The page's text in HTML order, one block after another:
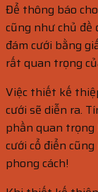
Để thông báo
cũng như chủ đề
đám cưới bằng
rất quan trọng
Việc thiết kế
cưới sẽ diễn ra.
phần quan
cưới cổ điển
phong cách!